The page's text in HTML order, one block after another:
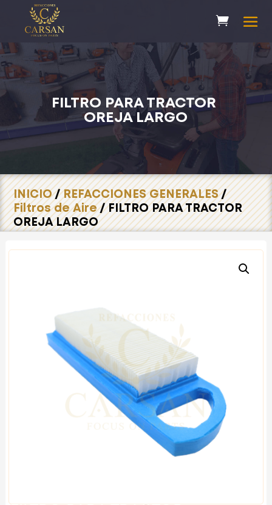
FILTRO PARA TRACTOR
OREJA LARGO
INICIO/REFACCIONES GENERALES/
Filtros de Aire/ FILTRO PARA TRACTOR
OREJA LARGO